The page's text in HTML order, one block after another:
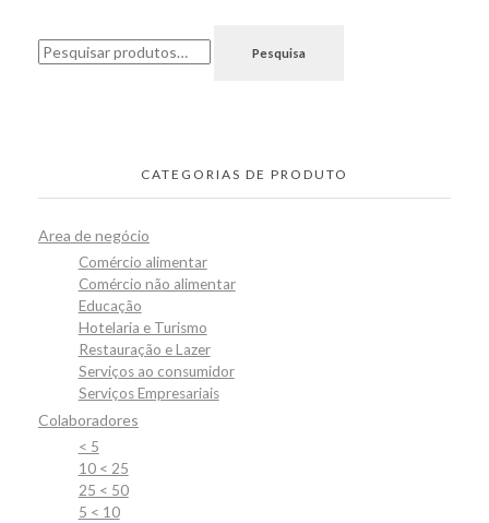
Pesquisar
por:
Pesquisa
CATEGORIAS DE PRODUTO
Area de negócio
Comércio alimentar
Comércio não alimentar
Educação
Hotelaria e Turismo
Restauração e Lazer
Serviços ao consumidor
Serviços Empresariais
Colaboradores
< 5
10 < 25
25 < 50
5 < 10